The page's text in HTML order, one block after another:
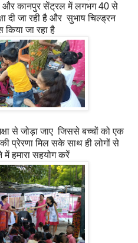
और कानपुर सेंट्रल में लगभग 40 से
दी जा रही है और सुभाष चिल्ड्रन
किया जा रहा है
से जोड़ा जाए जिससे बच्चों को एक
प्रेरणा मिल सके साथ ही लोगों से
हमारा सहयोग करें